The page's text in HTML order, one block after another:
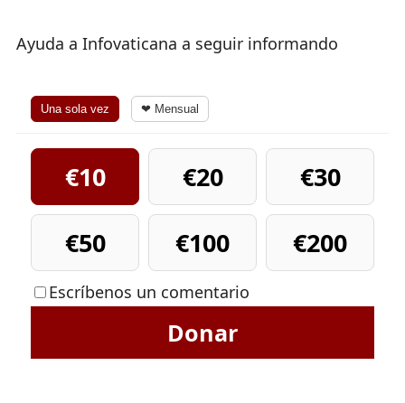
Ayuda a Infovaticana a seguir informando
Una sola vez ❤ Mensual
€10 €20
€30
€50
€100 €200
Escríbenos un comentario
Donar